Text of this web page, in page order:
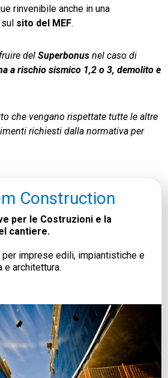
rinvenibile anche in una
sito del MEF.
del Superbonus nel caso di
a rischio sismico 1,2 o 3, demolito e
che vengano rispettate tutte le altre
richiesti dalla normativa per
Construction
per le Costruzioni e la
cantiere.
imprese edili, impiantistiche e
e architettura.